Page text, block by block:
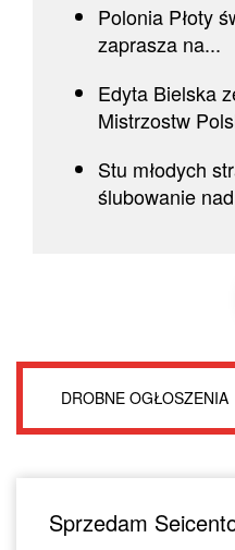
Polonia Płoty
zaprasza na...
Edyta Bielska
Mistrzostw
Stu młodych
ślubowanie
DROBNE OGŁOSZENIA
Sprzedam